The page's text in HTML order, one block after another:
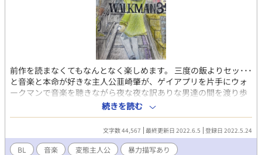
前作を読まなくてもなんとなく楽しめます。 三度の飯よりセッ･･･
と音楽と本命が好きな主人公韮崎肇が、ゲイアプリを片手にウォ
ークマンで音楽を聴きながら夜な夜な訳ありな男達の間を渡り歩
く話です。 注意書き。読んでから本編へ(＞人＜;) ※露骨な性描
写、暴力表現有り 前作よりパワーアップしてますΣ（ﾟдﾟlll） ※ー
ーーーの後と" "の中は歌詞の和訳及び引用となっております。出
典は章タイトルの曲からです。
続きを読む
文字数 44,567 最終更新日 2022.6.5 登録日 2022.5.24
BL 音楽 変態主人公 暴力描写あり